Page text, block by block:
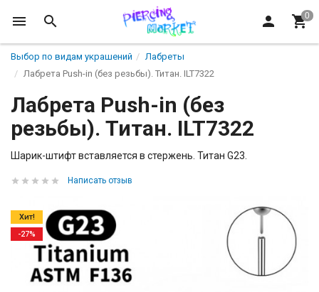
Выбор по видам украшений
Лабреты
Лабрета Push-in (без резьбы). Титан. ILT7322
Лабрета Push-in (без
резьбы). Титан. ILT7322
Шарик-штифт вставляется в стержень. Титан G23.
Написать отзыв
Хит!
-27%